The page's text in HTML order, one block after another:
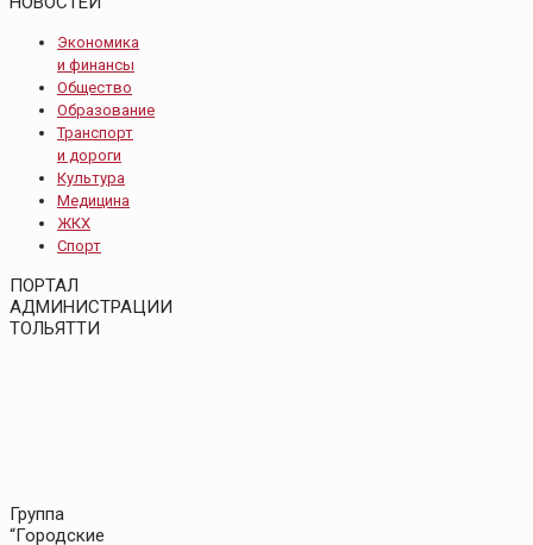
Экономика
и финансы
Общество
Образование
Транспорт
и дороги
Культура
Медицина
ЖКХ
Спорт
ПОРТАЛ
АДМИНИСТРАЦИИ
ТОЛЬЯТТИ
Группа
“Городские